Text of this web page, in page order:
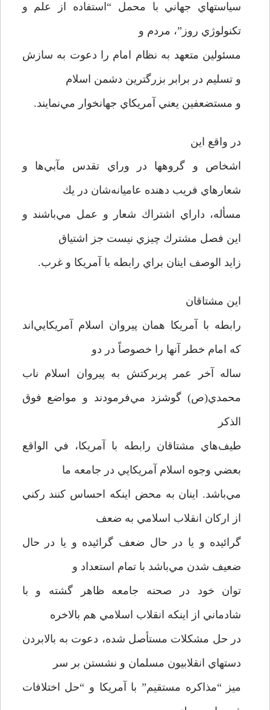
سياستهاي جهاني با محمل “استفاده از علم و
تكنولوژي روز”، مردم و
مسئولين متعهد به نظام امام را دعوت به سازش
و تسليم در برابر بزرگترين دشمن اسلام
و مستضعفين يعني آمريكاي جهانخوار مي‌نمايند.
در واقع اين
اشخاص و گروهها در وراي تقدس مآبي‌ها و
شعارهاي فريب دهنده عاميانه‌شان در يك
مسأله، داراي اشتراك شعار و عمل مي‌باشند و
اين فصل مشترك چيزي نيست جز اشتياق
زايد الوصف اينان براي رابطه با آمريكا و غرب.
اين مشتاقان
رابطه با آمريكا همان پيروان اسلام آمريكايي‌اند
كه امام خطر آنها را خصوصاً در دو
ساله آخر عمر پربركتش به پيروان اسلام ناب
محمدي(ص) گوشزد مي‌فرمودند و مواضع فوق
‌الذكر
طيف‌هاي مشتاقان رابطه با آمريكا، في الواقع
بعضي وجوه اسلام آمريكايي در جامعه ما
مي‌باشد. اينان به محض اينكه احساس كنند ركني
از اركان انقلاب اسلامي به ضعف
گرائيده و يا در حال ضعف گرائيده و يا در حال
ضعيف شدن مي‌باشد با تمام استعداد و
توان خود در صحنه جامعه ظاهر گشته و با
شادماني از اينكه انقلاب اسلامي هم بالاخره
در حل مشكلات مستأصل شده، دعوت به بالابردن
دستهاي انقلابيون مسلمان و نشستن بر سر
ميز “مذاكره مستقيم” با آمريكا و “حل اختلافات